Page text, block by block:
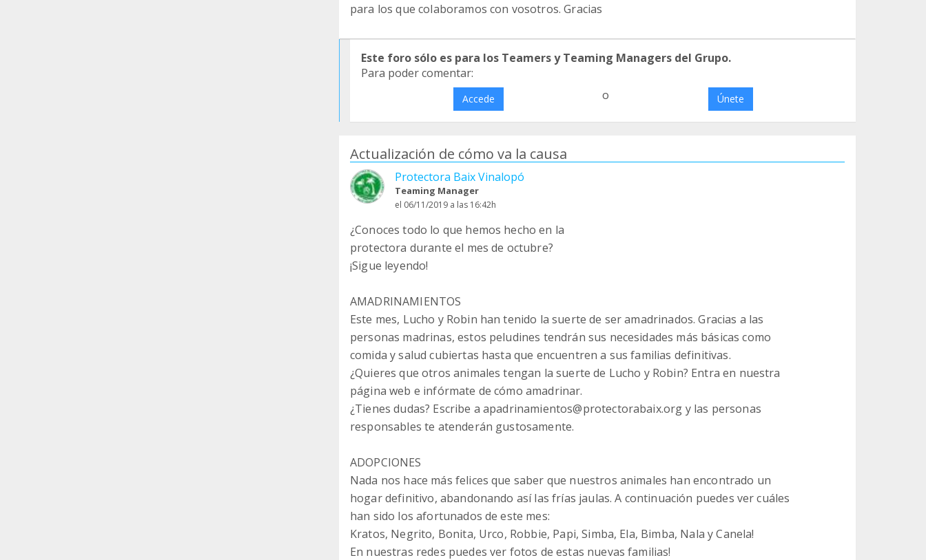
para los que colaboramos con vosotros. Gracias
Este foro sólo es para los Teamers y Teaming Managers del Grupo.
Para poder comentar:
Accede o Únete
Actualización de cómo va la causa
Protectora Baix Vinalopó
Teaming Manager
el 06/11/2019 a las 16:42h
¿Conoces todo lo que hemos hecho en la
protectora durante el mes de octubre?
¡Sigue leyendo!
AMADRINAMIENTOS
Este mes, Lucho y Robin han tenido la suerte de ser amadrinados. Gracias a las
personas madrinas, estos peludines tendrán sus necesidades más básicas como
comida y salud cubiertas hasta que encuentren a sus familias definitivas.
¿Quieres que otros animales tengan la suerte de Lucho y Robin? Entra en nuestra
página web e infórmate de cómo amadrinar.
¿Tienes dudas? Escribe a apadrinamientos@protectorabaix.org y las personas
responsables te atenderán gustosamente.
ADOPCIONES
Nada nos hace más felices que saber que nuestros animales han encontrado un
hogar definitivo, abandonando así las frías jaulas. A continuación puedes ver cuáles
han sido los afortunados de este mes:
Kratos, Negrito, Bonita, Urco, Robbie, Papi, Simba, Ela, Bimba, Nala y Canela!
En nuestras redes puedes ver fotos de estas nuevas familias!